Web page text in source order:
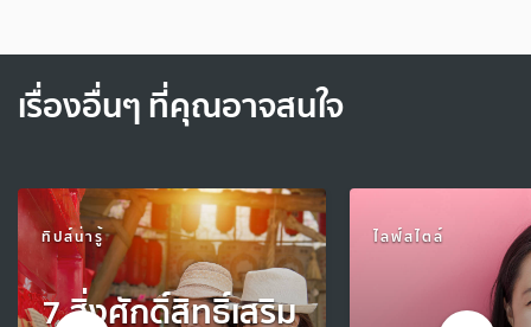
เรื่องอื่นๆ ที่คุณอาจสนใจ
ทิปส์น่ารู้
7 สิ่งศักดิ์สิทธิ์เสริม
ไลฟ์สไตล์